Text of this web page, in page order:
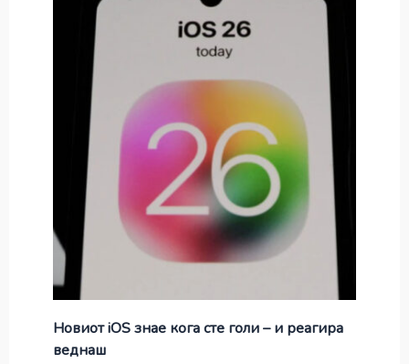
Новиот iOS знае кога сте голи – и реагира
веднаш